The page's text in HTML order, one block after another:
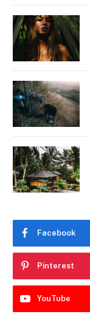
Facebook
Pinterest
YouTube